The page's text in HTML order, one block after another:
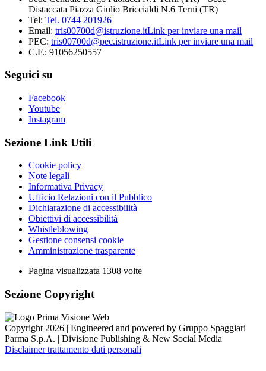
Distaccata Piazza Giulio Briccialdi N.6 Terni (TR)
Tel: Tel. 0744 201926
Email: tris00700d@istruzione.itLink per inviare una mail
PEC: tris00700d@pec.istruzione.itLink per inviare una mail
C.F.: 91056250557
Seguici su
Facebook
Youtube
Instagram
Sezione Link Utili
Cookie policy
Note legali
Informativa Privacy
Ufficio Relazioni con il Pubblico
Dichiarazione di accessibilità
Obiettivi di accessibilità
Whistleblowing
Gestione consensi cookie
Amministrazione trasparente
Pagina visualizzata 1308 volte
Sezione Copyright
Copyright 2026 | Engineered and powered by Gruppo Spaggiari
Parma S.p.A. | Divisione Publishing & New Social Media
Disclaimer trattamento dati personali